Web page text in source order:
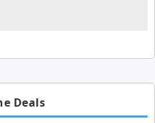
Deals